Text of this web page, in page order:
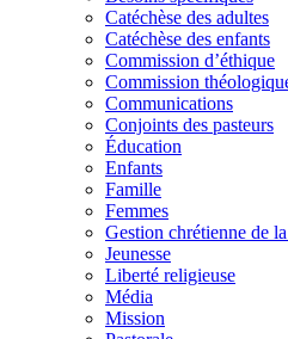
Catéchèse des adultes
Catéchèse des enfants
Commission d’éthique
Commission
Communications
Conjoints des pasteurs
Éducation
Enfants
Famille
Femmes
Gestion chrétienne de
Jeunesse
Liberté religieuse
Média
Mission